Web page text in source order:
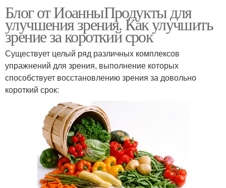
Блог от ИоанныПродукты для
улучшения зрения. Как улучшить
зрение за короткий срок
Существует целый ряд различных комплексов
упражнений для зрения, выполнение которых
способствует восстановлению зрения за довольно
короткий срок: